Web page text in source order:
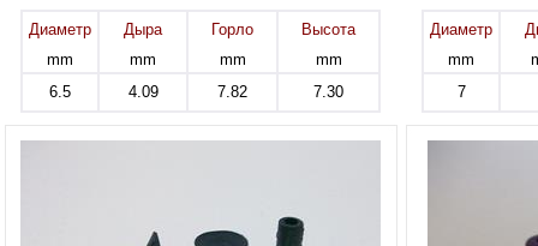
Диаметр
mm
Дыра
mm
Горло
mm
Высота
mm
6.5
4.09 7.82 7.30
Диаметр
mm
7